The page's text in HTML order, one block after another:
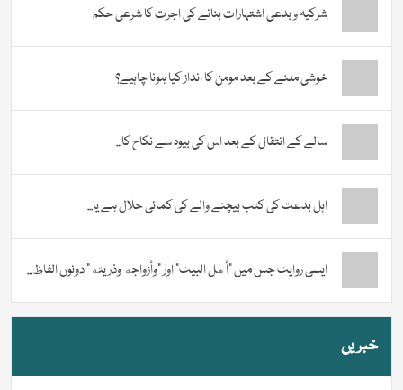
شرکیہ و بدعی اشتہارات بنانے کی اجرت کا شرعی حکم
خوشی ملنے کے بعد مومن کا انداز کیا ہونا چاہیے؟
سالے کے انتقال کے بعد اس کی بیوہ سے نکاح کا...
اہل بدعت کی کتب بیچنے والے کی کمائی حلال ہے یا...
ایسی روایت جس میں “أهل البيت” اور “وأزواجه وذريته” دونوں الفاظ...
خبریں